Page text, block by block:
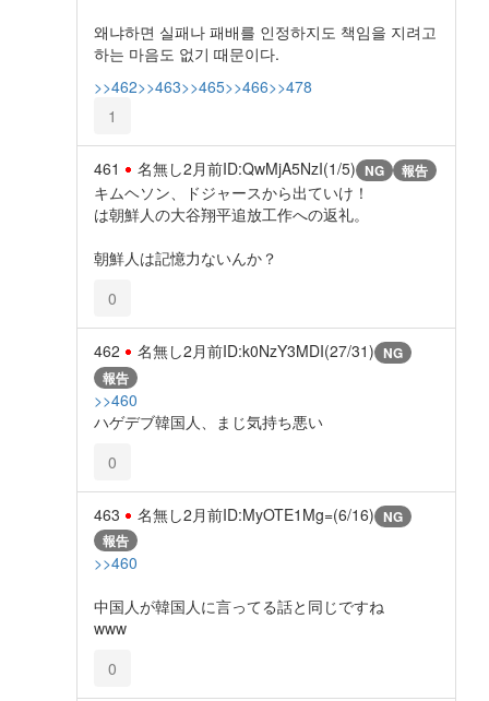
왜냐하면 실패나 패배를 인정하지도 책임을 지려고
하는 마음도 없기 때문이다.
>>462>>463>>465>>466>>478
1
461 名無し2月前ID:QwMjA5NzI(1/5) NG 報告
キムヘソン、ドジャースから出ていけ！
は朝鮮人の大谷翔平追放工作への返礼。
朝鮮人は記憶力ないんか？
0
462 名無し2月前ID:k0NzY3MDI(27/31) NG
報告
>>460
ハゲデブ韓国人、まじ気持ち悪い
0
463 名無し2月前ID:MyOTE1Mg=(6/16) NG
報告
>>460
中国人が韓国人に言ってる話と同じですね
www
0